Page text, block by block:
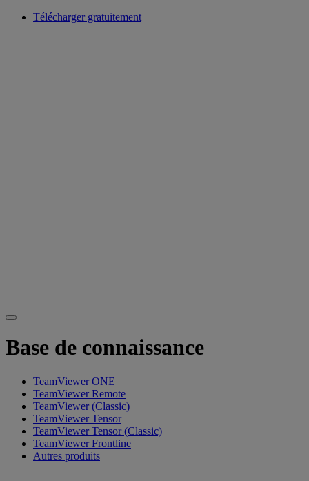
Télécharger gratuitement
Base de connaissance
TeamViewer ONE
TeamViewer Remote
TeamViewer (Classic)
TeamViewer Tensor
TeamViewer Tensor (Classic)
TeamViewer Frontline
Autres produits